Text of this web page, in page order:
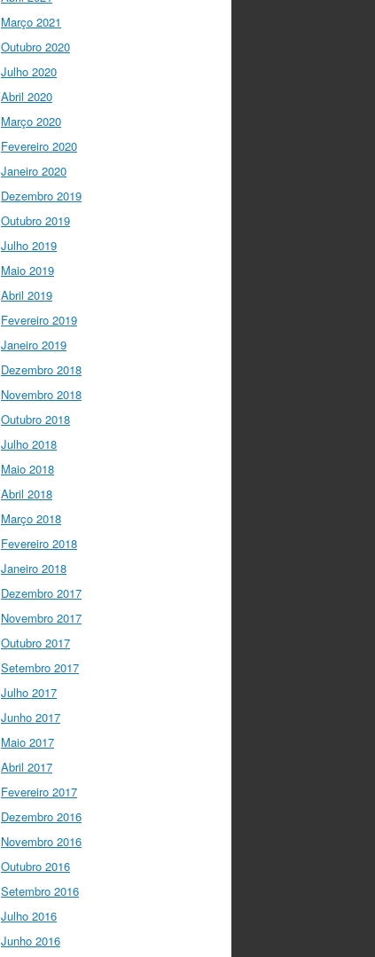
científica no futuro da
Europa em direto do
@CCVBraganca
Acompanhe li…
I Gulbenkian Ciência
Great honor
to have
appointed
@ERC_Research
@IGCiencia
twitter.com/i/web/status/1…
Março 2021
Outubro 2020
Julho 2020
Abril 2020
Março 2020
Fevereiro 2020
Janeiro 2020
Dezembro 2019
Outubro 2019
Julho 2019
Maio 2019
Abril 2019
Fevereiro 2019
Janeiro 2019
Dezembro 2018
Novembro 2018
Outubro 2018
Julho 2018
Maio 2018
Abril 2018
Março 2018
Fevereiro 2018
Janeiro 2018
Dezembro 2017
Novembro 2017
Outubro 2017
Setembro 2017
Julho 2017
Junho 2017
Maio 2017
Abril 2017
Fevereiro 2017
Dezembro 2016
Novembro 2016
Outubro 2016
Setembro 2016
Julho 2016
Junho 2016